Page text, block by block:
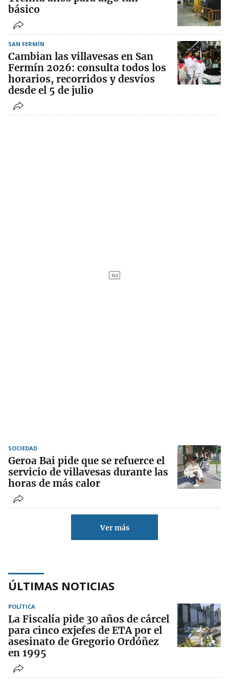
básico
SAN FERMÍN
Cambian las villavesas en San
Fermín 2026: consulta todos los
horarios, recorridos y desvíos
desde el 5 de julio
SOCIEDAD
Geroa Bai pide que se refuerce el
servicio de villavesas durante las
horas de más calor
Ver más
ÚLTIMAS NOTICIAS
POLÍTICA
La Fiscalía pide 30 años de cárcel
para cinco exjefes de ETA por el
asesinato de Gregorio Ordóñez
en 1995